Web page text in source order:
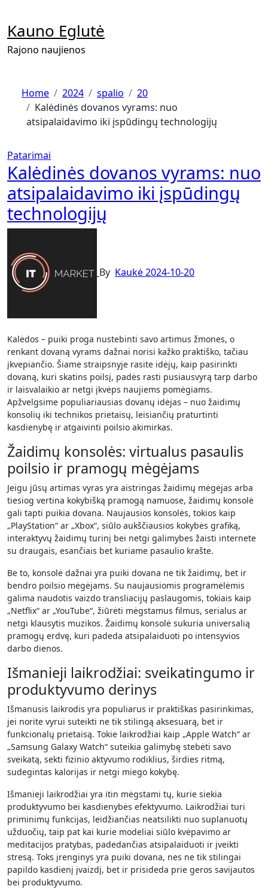
content
Kauno Eglutė
Rajono naujienos
Home 2024 spalio
20
Kalėdinės dovanos vyrams: nuo
atsipalaidavimo iki įspūdingų technologijų
Patarimai
Kalėdinės dovanos vyrams: nuo
atsipalaidavimo iki įspūdingų
technologijų
By Kaukė2024-10-20
Kalėdos – puiki proga nustebinti savo artimus žmones, o
renkant dovaną vyrams dažnai norisi kažko praktiško, tačiau
įkvepiančio. Šiame straipsnyje rasite idėjų, kaip pasirinkti
dovaną, kuri skatins poilsį, padės rasti pusiausvyrą tarp darbo
ir laisvalaikio ar netgi įkvėps naujiems pomėgiams.
Apžvelgsime populiariausias dovanų idėjas – nuo žaidimų
konsolių iki technikos prietaisų, leisiančių praturtinti
kasdienybę ir atgaivinti poilsio akimirkas.
Žaidimų konsolės: virtualus pasaulis
poilsio ir pramogų mėgėjams
Jeigu jūsų artimas vyras yra aistringas žaidimų mėgėjas arba
tiesiog vertina kokybišką pramogą namuose, žaidimų konsolė
gali tapti puikia dovana. Naujausios konsolės, tokios kaip
„PlayStation“ ar „Xbox“, siūlo aukščiausios kokybės grafiką,
interaktyvų žaidimų turinį bei netgi galimybes žaisti internete
su draugais, esančiais bet kuriame pasaulio krašte.
Be to, konsolė dažnai yra puiki dovana ne tik žaidimų, bet ir
bendro poilsio mėgėjams. Su naujausiomis programėlėmis
galima naudotis vaizdo transliacijų paslaugomis, tokiais kaip
„Netflix“ ar „YouTube“, žiūrėti mėgstamus filmus, serialus ar
netgi klausytis muzikos. Žaidimų konsolė sukuria universalią
pramogų erdvę, kuri padeda atsipalaiduoti po intensyvios
darbo dienos.
Išmanieji laikrodžiai: sveikatingumo ir
produktyvumo derinys
Išmanusis laikrodis yra populiarus ir praktiškas pasirinkimas,
jei norite vyrui suteikti ne tik stilingą aksesuarą, bet ir
funkcionalų prietaisą. Tokie laikrodžiai kaip „Apple Watch“ ar
„Samsung Galaxy Watch“ suteikia galimybę stebėti savo
sveikatą, sekti fizinio aktyvumo rodiklius, širdies ritmą,
sudegintas kalorijas ir netgi miego kokybę.
Išmanieji laikrodžiai yra itin mėgstami tų, kurie siekia
produktyvumo bei kasdienybės efektyvumo. Laikrodžiai turi
priminimų funkcijas, leidžiančias neatsilikti nuo suplanuotų
užduočių, taip pat kai kurie modeliai siūlo kvėpavimo ar
meditacijos pratybas, padedančias atsipalaiduoti ir įveikti
stresą. Toks įrenginys yra puiki dovana, nes ne tik stilingai
papildo kasdienį įvaizdį, bet ir prisideda prie geros savijautos
bei produktyvumo.